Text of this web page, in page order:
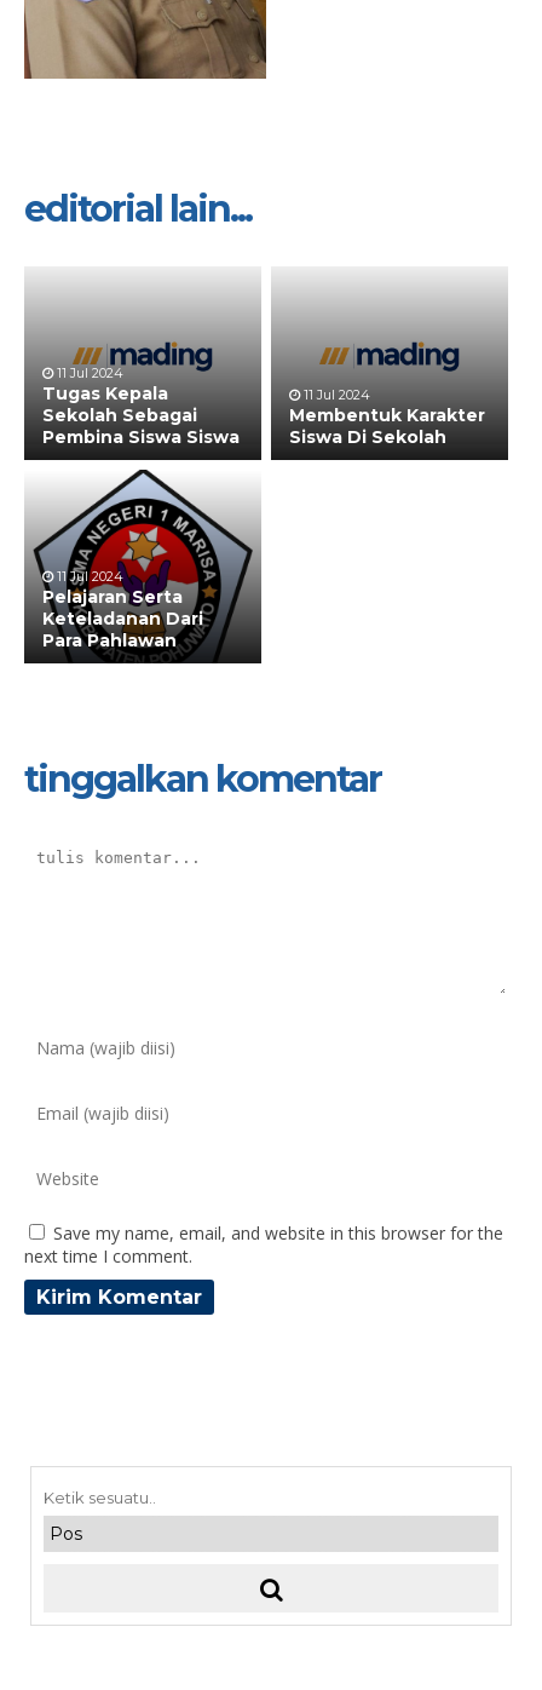
editorial lain...
11 Jul 2024
Tugas Kepala
Sekolah Sebagai
Pembina Siswa Siswa
11 Jul 2024
Membentuk Karakter
Siswa Di Sekolah
11 Jul 2024
Pelajaran Serta
Keteladanan Dari
Para Pahlawan
tinggalkan komentar
Save my name, email, and website in this browser for the
next time I comment.